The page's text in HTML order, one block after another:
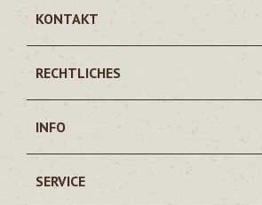
KONTAKT
RECHTLICHES
INFO
SERVICE